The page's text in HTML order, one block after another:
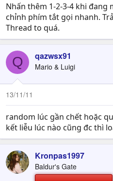
Nhấn thêm 1-2-3-4 khi đang
chỉnh phím tắt gọi nhanh.
Thread to quá.
Q qazwsx91
Mario & Luigi
13/11/11
random lúc gần chết hoặc
kết liễu lúc nào cũng đc thì
Kronpas1997
Baldur's Gate